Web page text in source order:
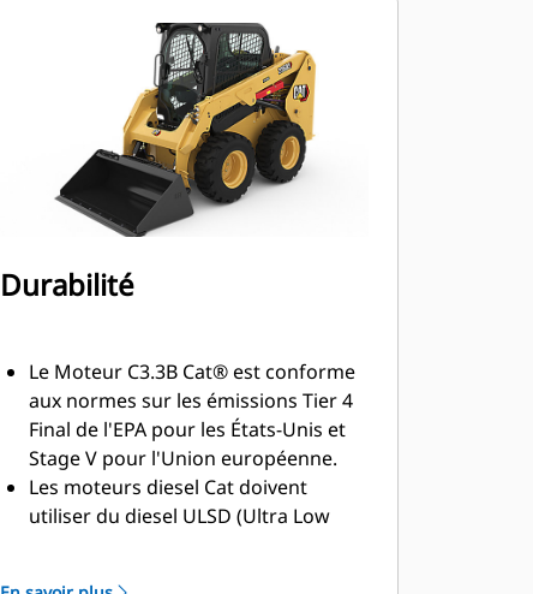
Durabilité
Le Moteur C3.3B Cat® est conforme
aux normes sur les émissions Tier 4
Final de l'EPA pour les États-Unis et
Stage V pour l'Union européenne.
Les moteurs diesel Cat doivent
utiliser du diesel ULSD (Ultra Low